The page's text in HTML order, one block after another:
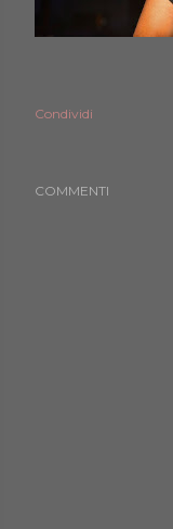
Condividi
COMMENTI